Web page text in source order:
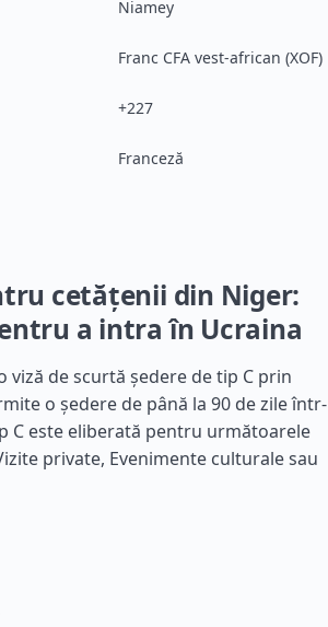
Niamey
Franc CFA vest-african (XOF)
+227
Franceză
cetățenii din Niger:
a intra în Ucraina
de scurtă ședere de tip C prin
o ședere de până la 90 de zile într-
C este eliberată pentru următoarele
private, Evenimente culturale sau